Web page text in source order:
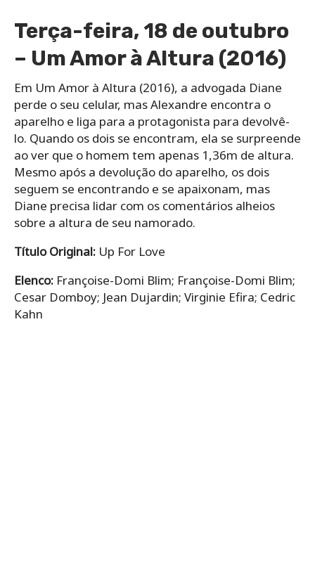
Terça-feira, 18 de outubro
– Um Amor à Altura (2016)
Em Um Amor à Altura (2016), a advogada Diane
perde o seu celular, mas Alexandre encontra o
aparelho e liga para a protagonista para devolvê-
lo. Quando os dois se encontram, ela se surpreende
ao ver que o homem tem apenas 1,36m de altura.
Mesmo após a devolução do aparelho, os dois
seguem se encontrando e se apaixonam, mas
Diane precisa lidar com os comentários alheios
sobre a altura de seu namorado.
Título Original: Up For Love
Elenco: Françoise-Domi Blim; Françoise-Domi Blim;
Cesar Domboy; Jean Dujardin; Virginie Efira; Cedric
Kahn